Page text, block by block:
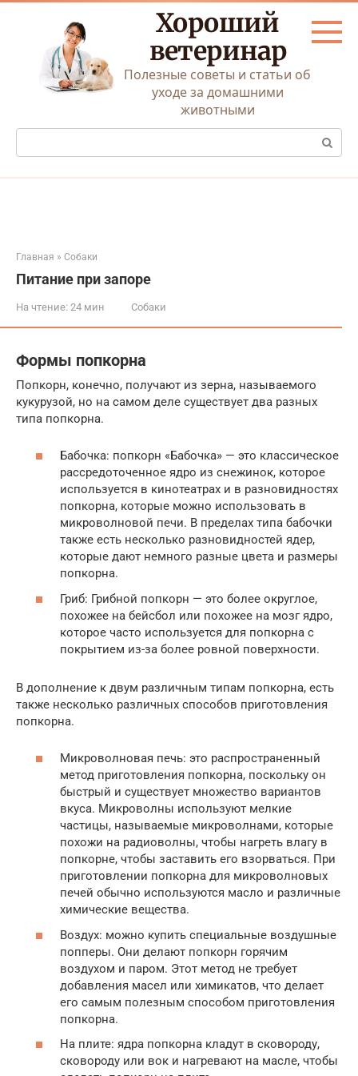
Перейти
Хороший
ветеринар
Полезные советы и статьи об
уходе за домашними
животными
Поиск:
Главная » Собаки
Питание при запоре
На чтение: 24 мин Собаки
Формы попкорна
Попкорн, конечно, получают из зерна, называемого
кукурузой, но на самом деле существует два разных
типа попкорна.
Бабочка: попкорн «Бабочка» — это классическое
рассредоточенное ядро из снежинок, которое
используется в кинотеатрах и в разновидностях
попкорна, которые можно использовать в
микроволновой печи. В пределах типа бабочки
также есть несколько разновидностей ядер,
которые дают немного разные цвета и размеры
попкорна.
Гриб: Грибной попкорн — это более округлое,
похожее на бейсбол или похожее на мозг ядро,
которое часто используется для попкорна с
покрытием из-за более ровной поверхности.
В дополнение к двум различным типам попкорна, есть
также несколько различных способов приготовления
попкорна.
Микроволновая печь: это распространенный
метод приготовления попкорна, поскольку он
быстрый и существует множество вариантов
вкуса. Микроволны используют мелкие
частицы, называемые микроволнами, которые
похожи на радиоволны, чтобы нагреть влагу в
попкорне, чтобы заставить его взорваться. При
приготовлении попкорна для микроволновых
печей обычно используются масло и различные
химические вещества.
Воздух: можно купить специальные воздушные
попперы. Они делают попкорн горячим
воздухом и паром. Этот метод не требует
добавления масел или химикатов, что делает
его самым полезным способом приготовления
попкорна.
На плите: ядра попкорна кладут в сковороду,
сковороду или вок и нагревают на масле, чтобы